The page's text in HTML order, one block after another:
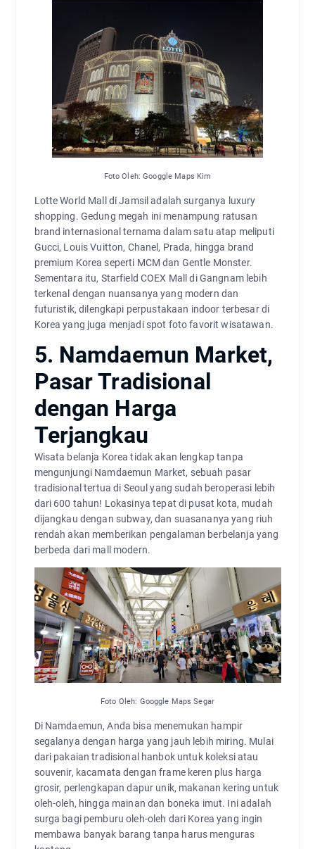
Foto Oleh: Googgle Maps Kim
Lotte World Mall di Jamsil adalah surganya luxury
shopping. Gedung megah ini menampung ratusan
brand internasional ternama dalam satu atap meliputi
Gucci, Louis Vuitton, Chanel, Prada, hingga brand
premium Korea seperti MCM dan Gentle Monster.
Sementara itu, Starfield COEX Mall di Gangnam lebih
terkenal dengan nuansanya yang modern dan
futuristik, dilengkapi perpustakaan indoor terbesar di
Korea yang juga menjadi spot foto favorit wisatawan.
5. Namdaemun Market,
Pasar Tradisional
dengan Harga
Terjangkau
Wisata belanja Korea tidak akan lengkap tanpa
mengunjungi Namdaemun Market, sebuah pasar
tradisional tertua di Seoul yang sudah beroperasi lebih
dari 600 tahun! Lokasinya tepat di pusat kota, mudah
dijangkau dengan subway, dan suasananya yang riuh
rendah akan memberikan pengalaman berbelanja yang
berbeda dari mall modern.
Foto Oleh: Googgle Maps Segar
Di Namdaemun, Anda bisa menemukan hampir
segalanya dengan harga yang jauh lebih miring. Mulai
dari pakaian tradisional hanbok untuk koleksi atau
souvenir, kacamata dengan frame keren plus harga
grosir, perlengkapan dapur unik, makanan kering untuk
oleh-oleh, hingga mainan dan boneka imut. Ini adalah
surga bagi pemburu oleh-oleh dari Korea yang ingin
membawa banyak barang tanpa harus menguras